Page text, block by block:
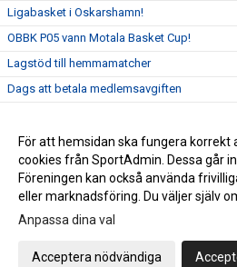
Ligabasket i Oskarshamn!
OBBK P05 vann Motala Basket Cup!
Lagstöd till hemmamatcher
Dags att betala medlemsavgiften
OBBK har en ny hemsida!
Välkommen tillbaka Edvin!
Gå till Webbversion
För att hemsidan ska fungera korrekt
cookies från SportAdmin. Dessa går
Föreningen kan också använda
eller marknadsföring. Du väljer själv
Anpassa dina val
Acceptera nödvändiga